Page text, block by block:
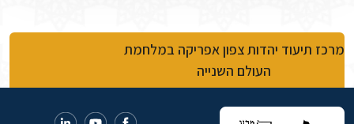
מרכז תיעוד יהדות צפון אפריקה במלחמת
העולם השנייה